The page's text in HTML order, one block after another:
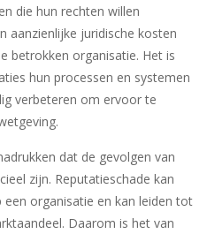
die hun rechten willen
aanzienlijke juridische kosten
betrokken organisatie. Het is
hun processen en systemen
verbeteren om ervoor te
dat de gevolgen van
zijn. Reputatieschade kan
organisatie en kan leiden tot
Daarom is het van